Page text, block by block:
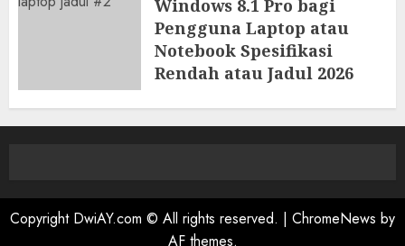
Windows 8.1 Pro bagi
Pengguna Laptop atau
Notebook Spesifikasi
Rendah atau Jadul 2026
Copyright DwiAY.com © All rights reserved. | ChromeNews by
AF themes.